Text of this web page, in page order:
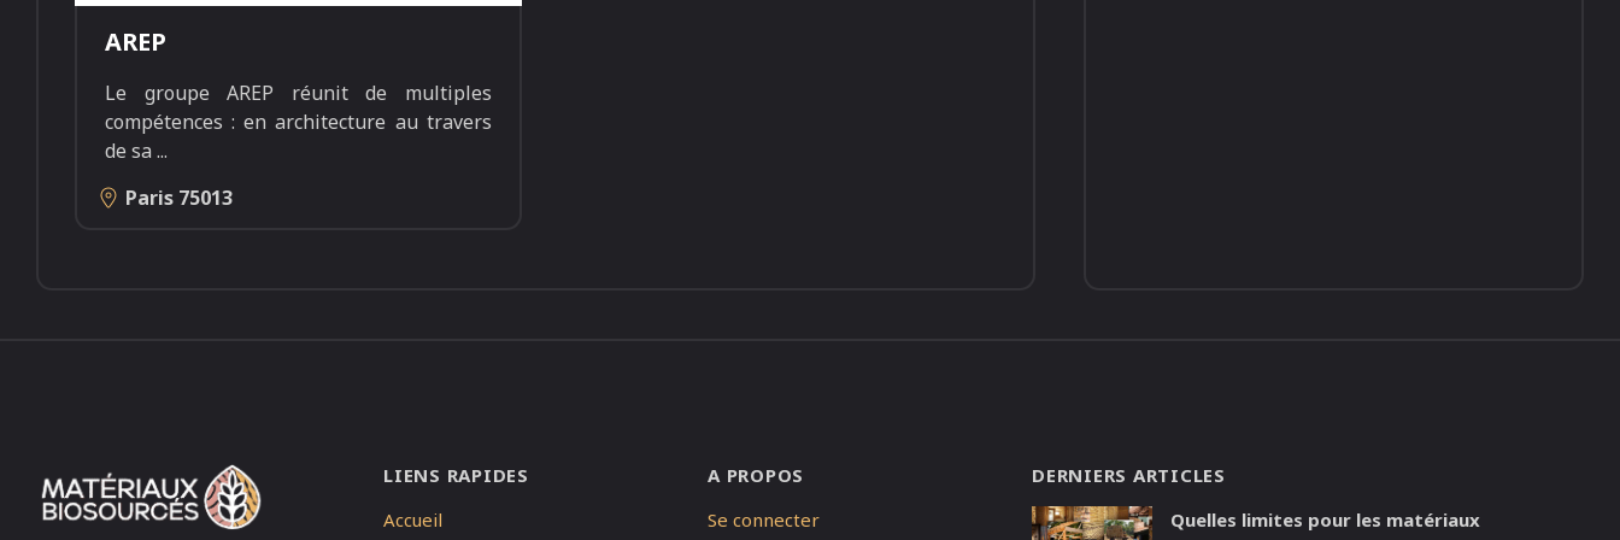
AREP
Le groupe AREP réunit de multiples
compétences : en architecture au travers
de sa ...
Paris 75013
LIENS RAPIDES
Accueil
A PROPOS
Se connecter
DERNIERS ARTICLES
Quelles limites pour les matériaux